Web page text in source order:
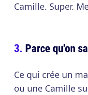
Camille. Super.
Parce qu'on
Ce qui crée un
ou une Camille